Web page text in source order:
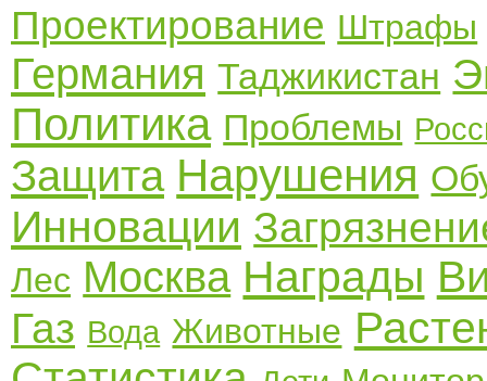
Проектирование Штрафы
Германия Таджикистан
Политика Проблемы
Защита Нарушения
Инновации
Лес Москва Награды
Газ Вода Животные